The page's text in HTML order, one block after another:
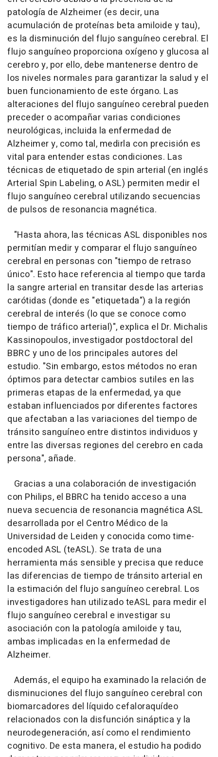
patología de Alzheimer (es decir, una
acumulación de proteínas beta amiloide y tau),
es la disminución del flujo sanguíneo cerebral. El
flujo sanguíneo proporciona oxígeno y glucosa al
cerebro y, por ello, debe mantenerse dentro de
los niveles normales para garantizar la salud y el
buen funcionamiento de este órgano. Las
alteraciones del flujo sanguíneo cerebral pueden
preceder o acompañar varias condiciones
neurológicas, incluida la enfermedad de
Alzheimer y, como tal, medirla con precisión es
vital para entender estas condiciones. Las
técnicas de etiquetado de spin arterial (en inglés
Arterial Spin Labeling, o ASL) permiten medir el
flujo sanguíneo cerebral utilizando secuencias
de pulsos de resonancia magnética.
"Hasta ahora, las técnicas ASL disponibles nos
permitían medir y comparar el flujo sanguíneo
cerebral en personas con "tiempo de retraso
único". Esto hace referencia al tiempo que tarda
la sangre arterial en transitar desde las arterias
carótidas (donde es "etiquetada") a la región
cerebral de interés (lo que se conoce como
tiempo de tráfico arterial)", explica el Dr. Michalis
Kassinopoulos, investigador postdoctoral del
BBRC y uno de los principales autores del
estudio. "Sin embargo, estos métodos no eran
óptimos para detectar cambios sutiles en las
primeras etapas de la enfermedad, ya que
estaban influenciados por diferentes factores
que afectaban a las variaciones del tiempo de
tránsito sanguíneo entre distintos individuos y
entre las diversas regiones del cerebro en cada
persona", añade.
Gracias a una colaboración de investigación
con Philips, el BBRC ha tenido acceso a una
nueva secuencia de resonancia magnética ASL
desarrollada por el Centro Médico de la
Universidad de Leiden y conocida como time-
encoded ASL (teASL). Se trata de una
herramienta más sensible y precisa que reduce
las diferencias de tiempo de tránsito arterial en
la estimación del flujo sanguíneo cerebral. Los
investigadores han utilizado teASL para medir el
flujo sanguíneo cerebral e investigar su
asociación con la patología amiloide y tau,
ambas implicadas en la enfermedad de
Alzheimer.
Además, el equipo ha examinado la relación de
disminuciones del flujo sanguíneo cerebral con
biomarcadores del líquido cefaloraquídeo
relacionados con la disfunción sináptica y la
neurodegeneración, así como el rendimiento
cognitivo. De esta manera, el estudio ha podido